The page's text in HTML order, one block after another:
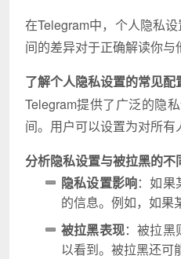
在Telegram中，个人隐私
间的差异对于正确解读你与
了解个人隐私设置的常见配
Telegram提供了广泛的隐
间。用户可以设置为对所有
分析隐私设置与被拉黑的不
隐私设置影响：如
的信息。例如，如果
被拉黑表现：被拉
以看到。被拉黑还可